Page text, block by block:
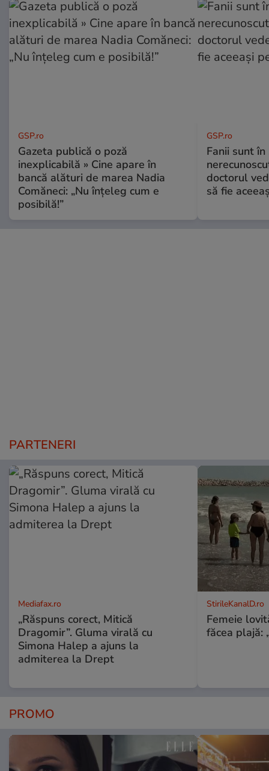
GSP.ro
Gazeta publică o poză
inexplicabilă » Cine apare în
bancă alături de marea Nadia
Comăneci: „Nu înțeleg cum e
posibilă!”
GSP.ro
Fanii sunt în
doctorul
să fie
PARTENERI
Mediafax.ro
„Răspuns corect, Mitică
Dragomir”. Gluma virală cu
Simona Halep a ajuns la
admiterea la Drept
StirileKanalD.ro
Femeie
făcea plajă:
PROMO